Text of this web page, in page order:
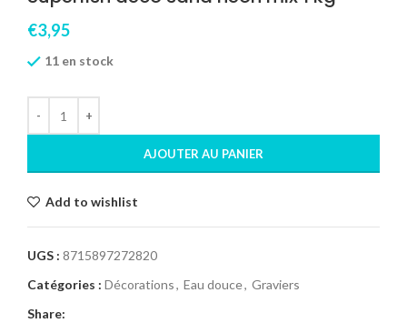
€3,95
11 en stock
AJOUTER AU PANIER
Add to wishlist
UGS : 8715897272820
Catégories : Décorations, Eau douce, Graviers
Share: